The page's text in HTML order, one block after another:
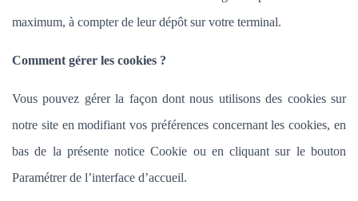
maximum, à compter de leur dépôt sur votre terminal.
Comment gérer les cookies ?
Vous pouvez gérer la façon dont nous utilisons des cookies sur
notre site en modifiant vos préférences concernant les cookies, en
bas de la présente notice Cookie ou en cliquant sur le bouton
Paramétrer de l’interface d’accueil.